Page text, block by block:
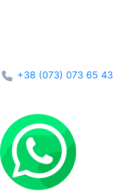
+38 (073) 073 65 43